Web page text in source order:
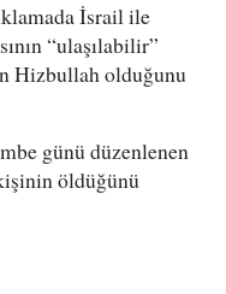
İsrail ile
“ulaşılabilir”
Hizbullah olduğunu
günü düzenlenen
öldüğünü